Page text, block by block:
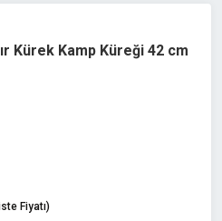
Kürek Kamp Küreği 42 cm
Fiyatı)